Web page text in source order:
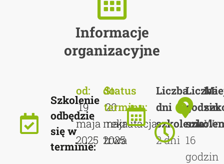
Informacje
organizacyjne
Szkolenie
odbędzie
się w
terminie:
od:
19
maja
2025
do:
20
maja
2025
Status
terminu:
rekrutacja
trwa
Liczba
dni
szkolenia:
2 dni
Liczba
godzin
16
godzin